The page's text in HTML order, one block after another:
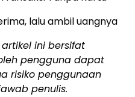
lalu ambil uangnya
ini bersifat
pengguna dapat
risiko penggunaan
penulis.